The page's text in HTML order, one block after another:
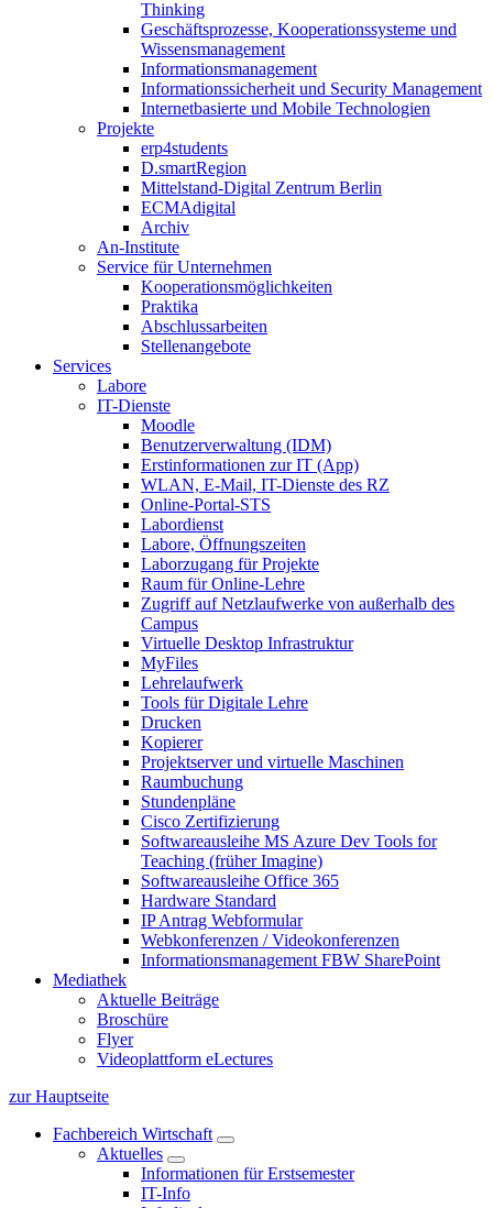
Thinking
Geschäftsprozesse, Kooperationssysteme und
Wissensmanagement
Informationsmanagement
Informationssicherheit und Security Management
Internetbasierte und Mobile Technologien
Projekte
erp4students
D.smartRegion
Mittelstand-Digital Zentrum Berlin
ECMAdigital
Archiv
An-Institute
Service für Unternehmen
Kooperationsmöglichkeiten
Praktika
Abschlussarbeiten
Stellenangebote
Services
Labore
IT-Dienste
Moodle
Benutzerverwaltung (IDM)
Erstinformationen zur IT (App)
WLAN, E-Mail, IT-Dienste des RZ
Online-Portal-STS
Labordienst
Labore, Öffnungszeiten
Laborzugang für Projekte
Raum für Online-Lehre
Zugriff auf Netzlaufwerke von außerhalb des
Campus
Virtuelle Desktop Infrastruktur
MyFiles
Lehrelaufwerk
Tools für Digitale Lehre
Drucken
Kopierer
Projektserver und virtuelle Maschinen
Raumbuchung
Stundenpläne
Cisco Zertifizierung
Softwareausleihe MS Azure Dev Tools for
Teaching (früher Imagine)
Softwareausleihe Office 365
Hardware Standard
IP Antrag Webformular
Webkonferenzen / Videokonferenzen
Informationsmanagement FBW SharePoint
Mediathek
Aktuelle Beiträge
Broschüre
Flyer
Videoplattform eLectures
zur Hauptseite
Fachbereich Wirtschaft
Aktuelles
Informationen für Erstsemester
IT-Info